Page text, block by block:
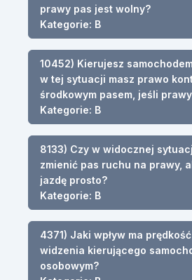
prawy pas jest wolny?
Kategorie: B
10452) Kierujesz
w tej sytuacji masz prawo
środkowym pasem, jeśli
Kategorie: B
8133) Czy w widocznej
zmienić pas ruchu na prawy,
jazdę prosto?
Kategorie: B
4371) Jaki wpływ ma
widzenia kierującego
osobowym?